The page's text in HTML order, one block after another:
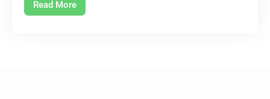
Read More